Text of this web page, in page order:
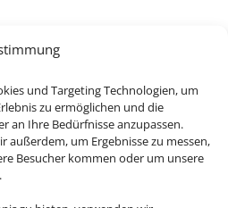
und Targeting Technologien, um
zu ermöglichen und die
an Ihre Bedürfnisse anzupassen.
außerdem, um Ergebnisse zu messen,
Besucher kommen oder um unsere